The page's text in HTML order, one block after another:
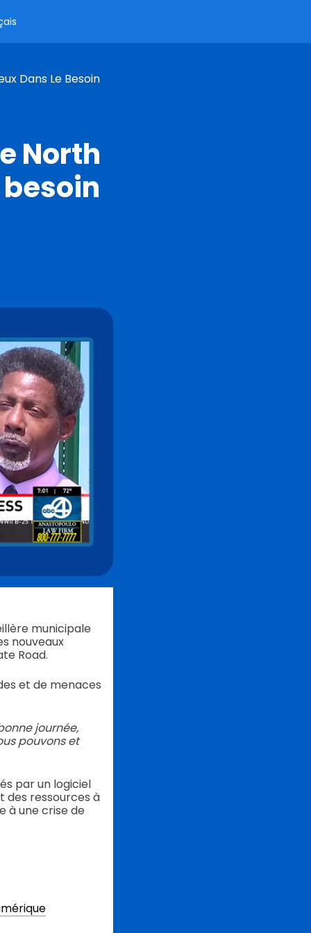
Dans Le Besoin
North
municipale
nouveaux
Road.
et de menaces
journée,
pouvons et
par un logiciel
des ressources à
à une crise de